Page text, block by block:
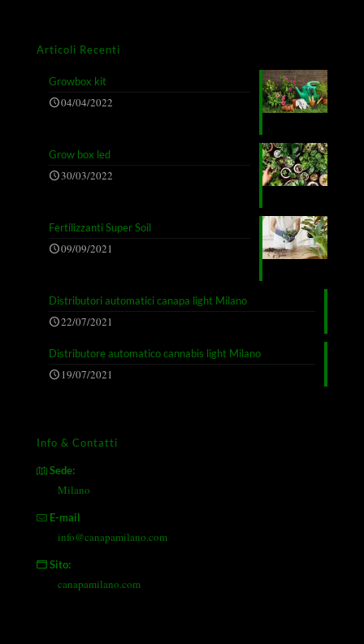
Articoli Recenti
Growbox kit
04/04/2022
Grow box led
30/03/2022
Fertilizzanti Super Soil
09/09/2021
Distributori automatici canapa light Milano
22/07/2021
Distributore automatico cannabis light Milano
19/07/2021
Info & Contatti
Sede:
Milano
E-mail
info@canapamilano.com
Sito:
canapamilano.com